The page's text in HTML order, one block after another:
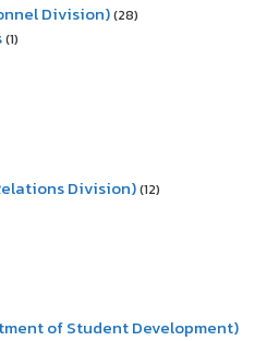
Division)(28)
(1)
Division)(12)
of Student Development)